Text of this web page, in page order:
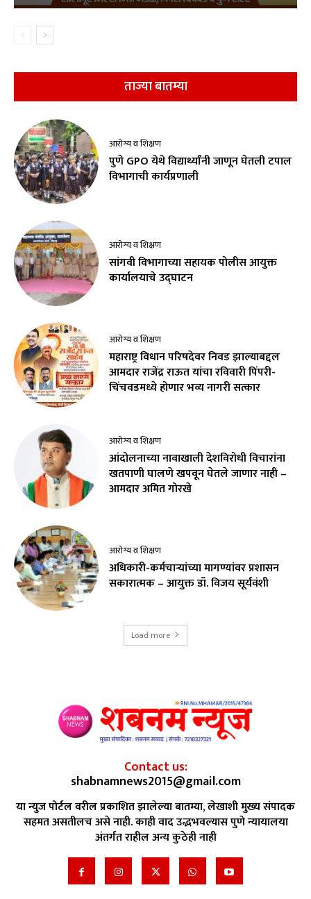
ताज्या बातम्या
आरोग्य व शिक्षण
पुणे GPO येथे विद्यार्थ्यांनी जाणून घेतली टपाल
विभागाची कार्यप्रणाली
आरोग्य व शिक्षण
सांगवी विभागाच्या सहायक पोलीस आयुक्त
कार्यालयाचे उद्घाटन
आरोग्य व शिक्षण
महाराष्ट्र विधान परिषदेवर निवड झाल्याबद्दल
आमदार राजेंद्र राऊत यांचा रविवारी पिंपरी-
चिंचवडमध्ये होणार भव्य नागरी सत्कार
आरोग्य व शिक्षण
आंदोलनाच्या नावाखाली देशविरोधी विचारांना
खतपाणी घालणे खपवून घेतले जाणार नाही –
आमदार अमित गोरखे
आरोग्य व शिक्षण
अधिकारी-कर्मचाऱ्यांच्या मागण्यांवर प्रशासन
सकारात्मक – आयुक्त डॉ. विजय सूर्यवंशी
Load more
Contact us:
shabnamnews2015@gmail.com
या न्युज पोर्टल वरील प्रकाशित झालेल्या बातम्या, लेखाशी मुख्य संपादक
सहमत असतीलच असे नाही. काही वाद उद्भभवल्यास पुणे न्यायालया
अंतर्गत राहील अन्य कुठेही नाही